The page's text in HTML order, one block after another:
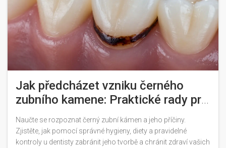
Jak předcházet vzniku černého
zubního kamene: Praktické rady pro
čistší ústní dutinu
Naučte se rozpoznat černý zubní kámen a jeho příčiny.
Zjistěte, jak pomocí správné hygieny, diety a pravidelné
kontroly u dentisty zabránit jeho tvorbě a chránit zdraví vašich